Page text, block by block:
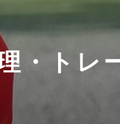
・トレ